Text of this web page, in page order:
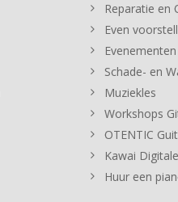
Reparatie en
Even
Schade- en
Muziekles
Workshops
OTENTIC
Kawai
Huur een